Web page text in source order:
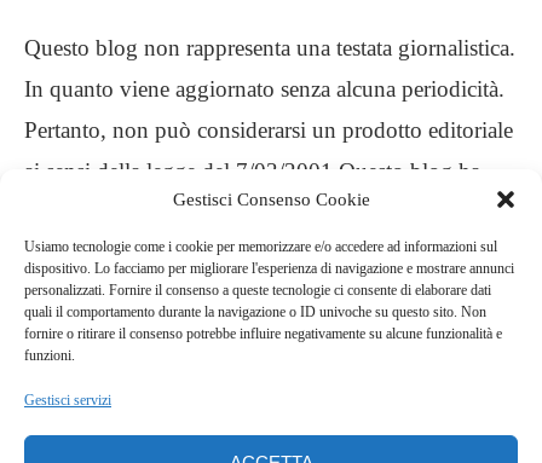
Gestisci Consenso Cookie
Usiamo tecnologie come i cookie per memorizzare e/o accedere ad informazioni sul
dispositivo. Lo facciamo per migliorare l'esperienza di navigazione e mostrare annunci
personalizzati. Fornire il consenso a queste tecnologie ci consente di elaborare dati
quali il comportamento durante la navigazione o ID univoche su questo sito. Non
fornire o ritirare il consenso potrebbe influire negativamente su alcune funzionalità e
funzioni.
Gestisci servizi
Questo blog non rappresenta una testata giornalistica.
In quanto viene aggiornato senza alcuna periodicità.
Pertanto, non può considerarsi un prodotto editoriale
ai sensi della legge del 7/03/2001 Questo blog ha
carattere personale, non è mio intento infrangere
alcun diritto d’autore
.